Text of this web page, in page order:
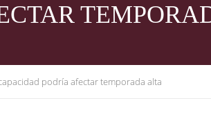
podría afectar temporada alta